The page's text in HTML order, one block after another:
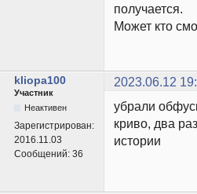
получается.
Может кто
kliopa100 2023.06.12
Участник
Неактивен
Зарегистрирован:
2016.11.03
Сообщений: 36
убрали
криво, два
истории